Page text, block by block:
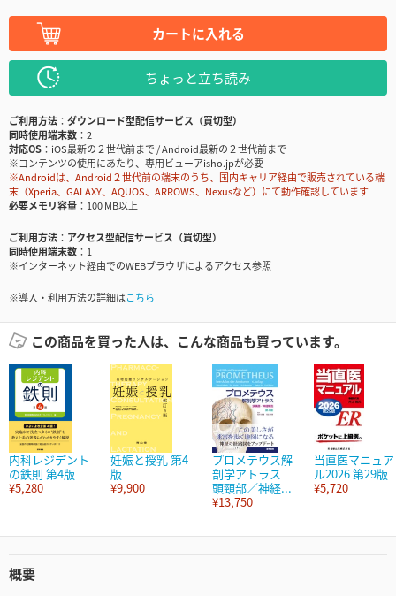
カートに入れる
ちょっと立ち読み
ご利用方法
ダウンロード型配信サービス（買切型）
同時使用端末数
2
対応OS
iOS最新の２世代前まで / Android最新の２世代前まで
※コンテンツの使用にあたり、専用ビューアisho.jpが必要
※Androidは、Android２世代前の端末のうち、国内キャリア経由で販売されている端
末（Xperia、GALAXY、AQUOS、ARROWS、Nexusなど）にて動作確認しています
必要メモリ容量
100 MB以上
ご利用方法
アクセス型配信サービス（買切型）
同時使用端末数
1
※インターネット経由でのWEBブラウザによるアクセス参照
※導入・利用方法の詳細はこちら
この商品を買った人は、こんな商品も買っています。
内科レジデント
の鉄則 第4版
¥5,280
妊娠と授乳 第4
版
¥9,900
プロメテウス解
剖学アトラス
頭頸部／神経...
¥13,750
当直医マニュア
ル2026 第29版
¥5,720
概要